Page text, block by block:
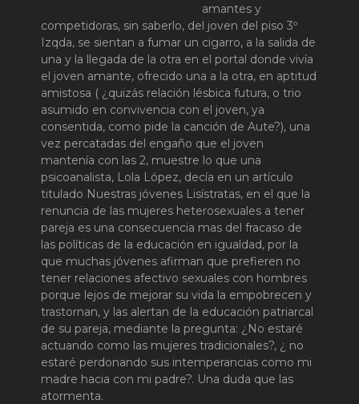
amantes y
competidoras, sin saberlo, del joven del piso 3º
Izqda, se sientan a fumar un cigarro, a la salida de
una y la llegada de la otra en el portal donde vivía
el joven amante, ofrecido una a la otra, en aptitud
amistosa ( ¿quizás relación lésbica futura, o trio
asumido en convivencia con el joven, ya
consentida, como pide la canción de Aute?), una
vez percatadas del engaño que el joven
mantenía con las 2, muestre lo que una
psicoanalista, Lola López, decía en un artículo
titulado Nuestras jóvenes Lisístratas, en el que la
renuncia de las mujeres heterosexuales a tener
pareja es una consecuencia mas del fracaso de
las políticas de la educación en igualdad, por la
que muchas jóvenes afirman que prefieren no
tener relaciones afectivo sexuales con hombres
porque lejos de mejorar su vida la empobrecen y
trastornan, y las alertan de la educación patriarcal
de su pareja, mediante la pregunta: ¿No estaré
actuando como las mujeres tradicionales?, ¿ no
estaré perdonando sus intemperancias como mi
madre hacia con mi padre?. Una duda que las
atormenta.